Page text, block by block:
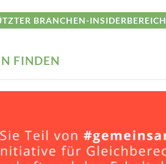
BRANCHEN-INSIDERBEREICH
FINDEN